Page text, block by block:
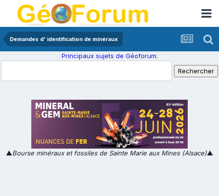
Demandes d' identification de minéraux
Principaux sujets de Géoforum.
▲Bourse minéraux et fossiles de Sainte Marie aux Mines (Alsace)▲